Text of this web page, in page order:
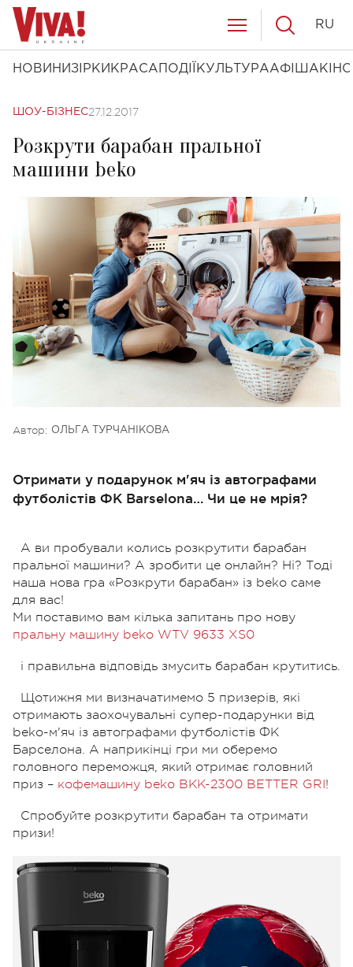
НОВИНИ ЗІРКИ КРАСА ПОДІЇ КУЛЬТУРААФІША КІНО
RU
ШОУ-БІЗНЕС27.12.2017
Розкрути барабан пральної
машини beko
Автор: ОЛЬГА ТУРЧАНІКОВА
Отримати у подарунок м'яч із автографами
футболістів ФК Barselona… Чи це не мрія?
А ви пробували колись розкрутити барабан
пральної машини? А зробити це онлайн? Ні? Тоді
наша нова гра «Розкрути барабан» із beko саме
для вас!
Ми поставимо вам кілька запитань про нову
пральну машину beko WTV 9633 XS0
і правильна відповідь змусить барабан крутитись.
Щотижня ми визначатимемо 5 призерів, які
отримають заохочувальні супер-подарунки від
beko-м'яч із автографами футболістів ФК
Барселона. А наприкінці гри ми оберемо
головного переможця, який отримає головний
приз – кофемашину beko BKK-2300 BETTER GRI!
Спробуйте розкрутити барабан та отримати
призи!